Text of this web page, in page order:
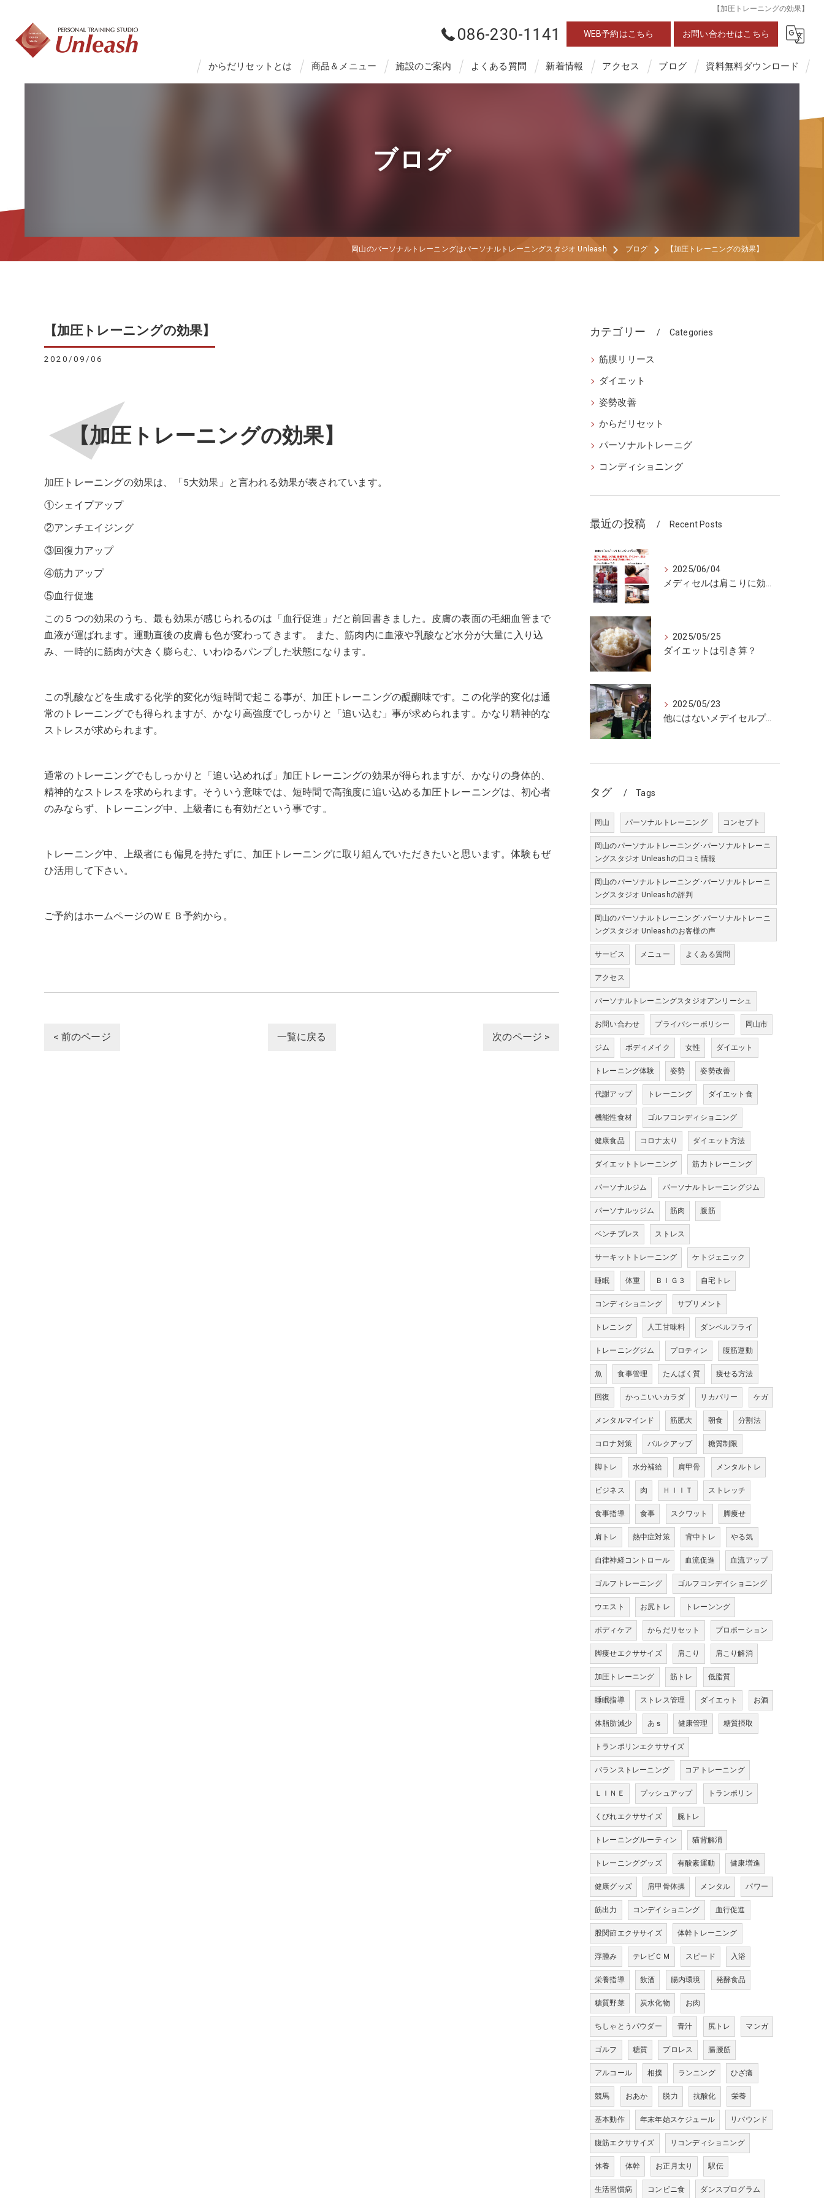
【加圧トレーニングの効果】
086-230-1141 WEB予約はこちら お問い合わせはこちら
からだリセットとは 商品＆メニュー 施設のご案内 よくある質問 新着情報 アクセス ブログ 資料無料ダウンロード
ブログ
岡山のパーソナルトレーニングはパーソナルトレーニングスタジオ Unleash ブログ 【加圧トレーニングの効果】
【加圧トレーニングの効果】
2020/09/06
【加圧トレーニングの効果】
加圧トレーニングの効果は、「5大効果」と言われる効果が表されています。
①シェイプアップ
②アンチエイジング
③回復力アップ
④筋力アップ
⑤血行促進
この５つの効果のうち、最も効果が感じられるのは「血行促進」だと前回書きました。皮膚の表面の毛細血管まで
血液が運ばれます。運動直後の皮膚も色が変わってきます。 また、筋肉内に血液や乳酸など水分が大量に入り込
み、一時的に筋肉が大きく膨らむ、いわゆるパンプした状態になります。
この乳酸などを生成する化学的変化が短時間で起こる事が、加圧トレーニングの醍醐味です。この化学的変化は通
常のトレーニングでも得られますが、かなり高強度でしっかりと「追い込む」事が求められます。かなり精神的な
ストレスが求められます。
通常のトレーニングでもしっかりと「追い込めれば」加圧トレーニングの効果が得られますが、かなりの身体的、
精神的なストレスを求められます。そういう意味では、短時間で高強度に追い込める加圧トレーニングは、初心者
のみならず、トレーニング中、上級者にも有効だという事です。
トレーニング中、上級者にも偏見を持たずに、加圧トレーニングに取り組んでいただきたいと思います。体験もぜ
ひ活用して下さい。
ご予約はホームページのＷＥＢ予約から。
< 前のページ 一覧に戻る 次のページ >
カテゴリー Categories
筋膜リリース
ダイエット
姿勢改善
からだリセット
パーソナルトレーニグ
コンディショニング
最近の投稿 Recent Posts
2025/06/04
メディセルは肩こりに効くのか
2025/05/25
ダイエットは引き算？
2025/05/23
他にはないメデイセルプラス
タグ Tags
岡山 パーソナルトレーニング コンセプト
岡山のパーソナルトレーニング･パーソナルトレーニ
ングスタジオ Unleashの口コミ情報
岡山のパーソナルトレーニング･パーソナルトレーニ
ングスタジオ Unleashの評判
岡山のパーソナルトレーニング･パーソナルトレーニ
ングスタジオ Unleashのお客様の声
サービス メニュー よくある質問
アクセス
パーソナルトレーニングスタジオアンリーシュ
お問い合わせ プライバシーポリシー 岡山市
ジム ボディメイク 女性 ダイエット
トレーニング体験 姿勢 姿勢改善
代謝アップ トレーニング ダイエット食
機能性食材 ゴルフコンディショニング
健康食品 コロナ太り ダイエット方法
ダイエットトレーニング 筋力トレーニング
パーソナルジム パーソナルトレーニングジム
パーソナルッジム 筋肉 腹筋
ベンチプレス ストレス
サーキットトレーニング ケトジェニック
睡眠 体重 ＢＩＧ３ 自宅トレ
コンディショニング サプリメント
トレニング 人工甘味料 ダンベルフライ
トレーニングジム プロティン 腹筋運動
魚 食事管理 たんぱく質 痩せる方法
回復 かっこいいカラダ リカバリー ケガ
メンタルマインド 筋肥大 朝食 分割法
コロナ対策 バルクアップ 糖質制限
脚トレ 水分補給 肩甲骨 メンタルトレ
ビジネス 肉 ＨＩＩＴ ストレッチ
食事指導 食事 スクワット 脚痩せ
肩トレ 熱中症対策 背中トレ やる気
自律神経コントロール 血流促進 血流アップ
ゴルフトレーニング ゴルフコンデイショニング
ウエスト お尻トレ トレーンング
ボディケア からだリセット プロポーション
脚痩せエクササイズ 肩こり 肩こり解消
加圧トレーニング 筋トレ 低脂質
睡眠指導 ストレス管理 ダイエゥト お酒
体脂肪減少 あｓ 健康管理 糖質摂取
トランポリンエクササイズ
バランストレーニング コアトレーニング
ＬＩＮＥ プッシュアップ トランポリン
くびれエクササイズ 腕トレ
トレーニングルーティン 猫背解消
トレーニンググッズ 有酸素運動 健康増進
健康グッズ 肩甲骨体操 メンタル パワー
筋出力 コンデイショニング 血行促進
股関節エクササイズ 体幹トレーニング
浮腫み テレビＣＭ スピード 入浴
栄養指導 飲酒 腸内環境 発酵食品
糖質野菜 炭水化物 お肉
ちしゃとうパウダー 青汁 尻トレ マンガ
ゴルフ 糖質 プロレス 腸腰筋
アルコール 相撲 ランニング ひざ痛
競馬 おあか 脱力 抗酸化 栄養
基本動作 年末年始スケジュール リバウンド
腹筋エクササイズ リコンディショニング
休養 体幹 お正月太り 駅伝
生活習慣病 コンビニ食 ダンスプログラム